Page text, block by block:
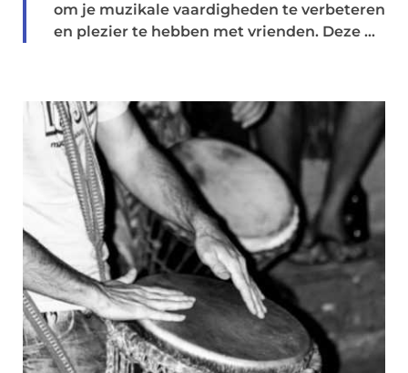
om je muzikale vaardigheden te verbeteren
en plezier te hebben met vrienden. Deze ...